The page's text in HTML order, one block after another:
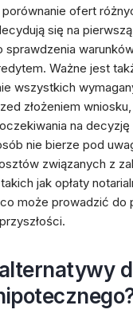
ofert
się na
sprawdzenia
Ważne jest
wszystkich
złożeniem
na decyzję
nie bierze pod
związanych z
jak opłaty
może prowadzić do